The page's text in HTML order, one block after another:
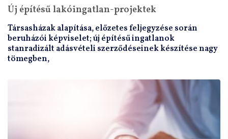
Új építésű lakóingatlan-projektek
Társasházak alapítása, előzetes feljegyzése során
beruházói képviselet; új építésű ingatlanok
stanradizált adásvételi szerződéseinek készítése nagy
tömegben,